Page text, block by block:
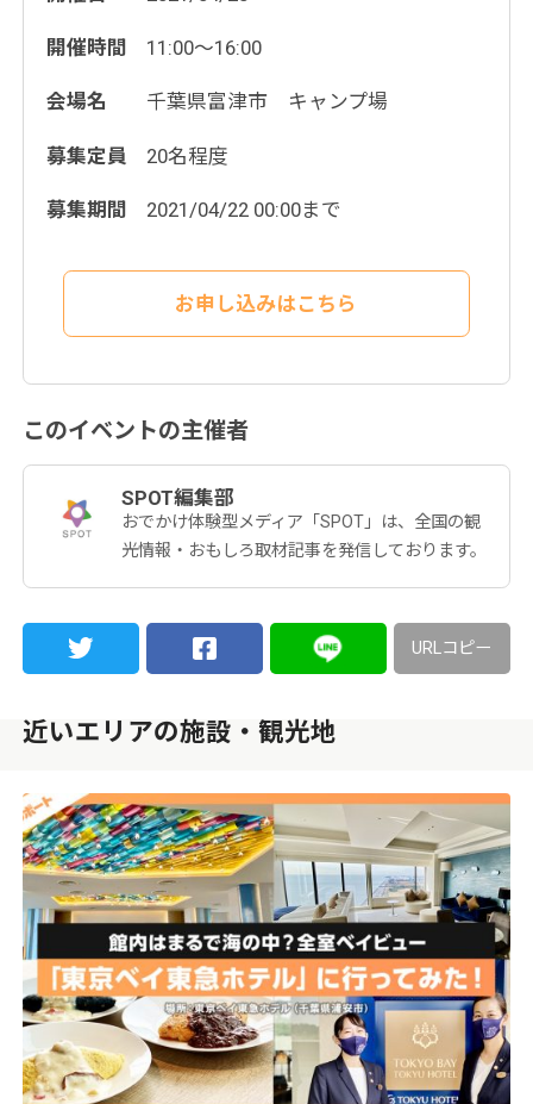
開催時間 11:00〜16:00
会場名 千葉県富津市 キャンプ場
募集定員 20名程度
募集期間 2021/04/22 00:00まで
お申し込みはこちら
このイベントの主催者
SPOT編集部
おでかけ体験型メディア「SPOT」は、全国の観
光情報・おもしろ取材記事を発信しております。
URLコピー
近いエリアの施設・観光地